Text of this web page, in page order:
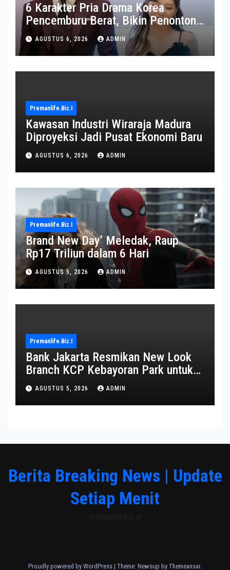
6 Karakter Pria Drama Korea
Pencemburu Berat, Bikin Penonton
Gemas
AGUSTUS 6, 2026 ADMIN
Premanlife.biz.i
Kawasan Industri Wiraraja Madura
Diproyeksi Jadi Pusat Ekonomi Baru
AGUSTUS 6, 2026 ADMIN
Premanlife.biz.i
Brand New Day’ Meledak, Raup
Rp17 Triliun dalam 6 Hari
AGUSTUS 5, 2026 ADMIN
Premanlife.biz.i
Bank Jakarta Resmikan New Look
Branch KCP Kebayoran Park untuk
Transformasi Layanan
AGUSTUS 5, 2026 ADMIN
Berita Breaking News | Update
Setiap Menit
premanlife.biz.id
Proudly powered by WordPress | Theme: Newsup by Themeansar.